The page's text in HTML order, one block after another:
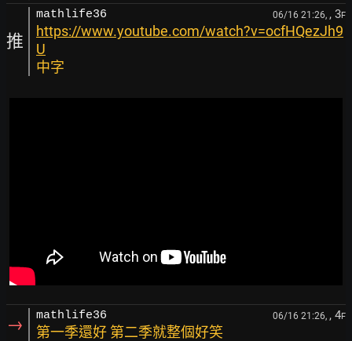
推
mathlife36 06/16 21:26, , 3F
https://www.youtube.com/watch?v=ocfHQezJh9
U
中字
→ mathlife36 06/16 21:26, , 4F
第一季還好 第二季就整個好笑